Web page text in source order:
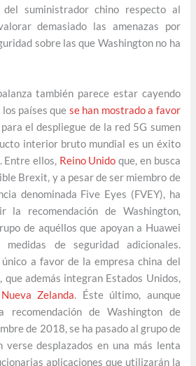
suministrador chino respecto al
demasiado las amenazas por
sobre las que Washington no ha
también parece estar cayendo
países que se han mostrado a favor
el despliegue de la red 5G sumen
interior bruto mundial es un éxito
Entre ellos, Reino Unido que, en busca
Brexit, y a pesar de ser miembro de
denominada Five Eyes (FVEY), ha
la recomendación de Washington,
de aquéllos que apoyan a Huawei
medidas de seguridad adicionales.
a favor de la empresa china del
que además integran Estados Unidos,
Nueva Zelanda. Éste último, aunque
recomendación de Washington de
de 2018, se ha pasado al grupo de
verse desplazados en una más lenta
aplicaciones que utilizarán la